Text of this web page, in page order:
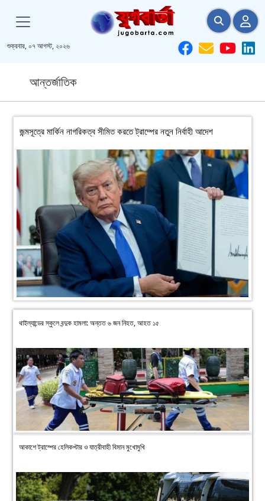
শুক্রবার, ০৭ আগস্ট, ২০২৬
আন্তর্জাতিক
জন্মসূত্রে মার্কিন নাগরিকত্ব সীমিত করতে ট্রাম্পের নতুন নির্বাহী আদেশ
থাইল্যান্ডের স্কুলে বন্দুক হামলা: অন্তত ৬ জন নিহত, আহত ১৫
আকাশে ট্রাম্পের হেলিকপ্টার ও যাত্রীবাহী বিমান মুখোমুখি